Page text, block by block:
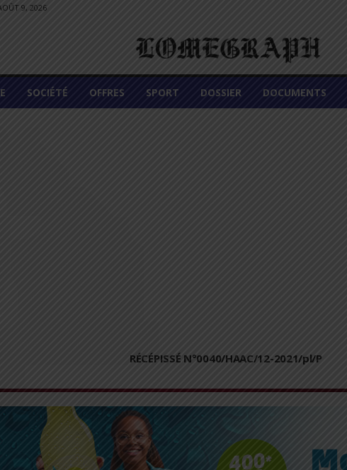
9, 2026
SOCIÉTÉ OFFRES SPORT DOSSIER DOCUMENTS
RÉCÉPISSÉ N°0040/HAAC/12-2021/pl/P